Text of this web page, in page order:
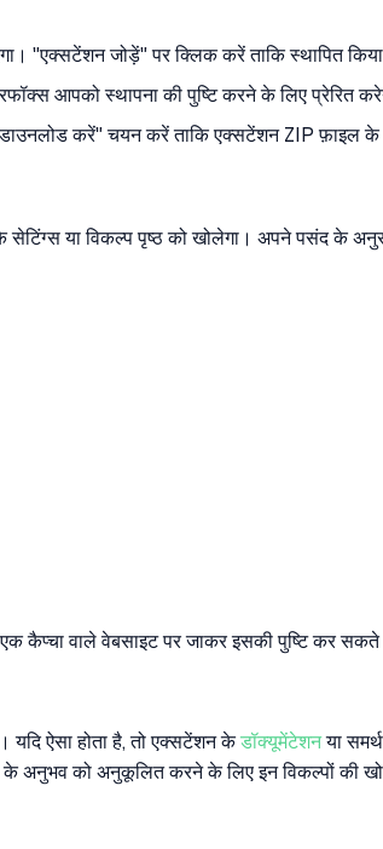
"एक्सटेंशन जोड़ें" पर क्लिक करें ताकि स्थापित
आपको स्थापना की पुष्टि करने के लिए प्रेरित
करें" चयन करें ताकि एक्सटेंशन ZIP फ़ाइल
या विकल्प पृष्ठ को खोलेगा। अपने पसंद के
वाले वेबसाइट पर जाकर इसकी पुष्टि कर
ऐसा होता है, तो एक्सटेंशन केडॉक्यूमेंटेशनया
के अनुभव को अनुकूलित करने के लिए इन विकल्पों की